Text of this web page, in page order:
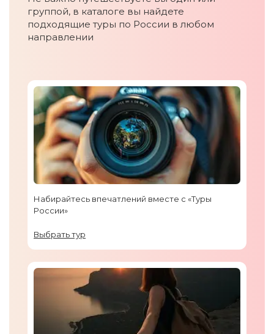
группой, в каталоге вы найдете
подходящие туры по России в любом
направлении
Набирайтесь впечатлений вместе с «Туры
России»
Выбрать тур